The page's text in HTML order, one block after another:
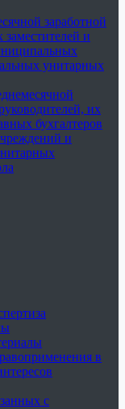
заработной
заместителей и
унитарных
их
бухгалтеров
и
в
с